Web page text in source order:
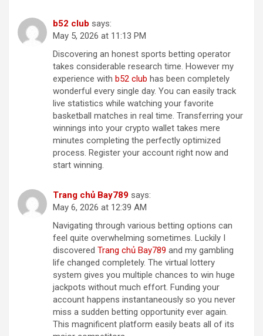
b​5​2​ ​c​lu​b says:
May 5, 2026 at 11:13 PM
Discovering an honest sports betting operator
takes considerable research time. However my
experience with b​52 c​lub has been completely
wonderful every single day. You can easily track
live statistics while watching your favorite
basketball matches in real time. Transferring your
winnings into your crypto wallet takes mere
minutes completing the perfectly optimized
process. Register your account right now and
start winning.
T​r​ang​ ch​ủ ​Bay​78​9 says:
May 6, 2026 at 12:39 AM
Navigating through various betting options can
feel quite overwhelming sometimes. Luckily I
discovered Trang ch​ủ ​B​a​y789 and my gambling
life changed completely. The virtual lottery
system gives you multiple chances to win huge
jackpots without much effort. Funding your
account happens instantaneously so you never
miss a sudden betting opportunity ever again.
This magnificent platform easily beats all of its